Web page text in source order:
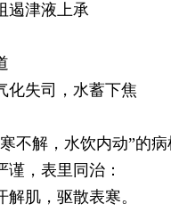
遏津液上承
化失司，水蓄下焦
不解，水饮内动”的
，表里同治：
肌，驱散表寒。